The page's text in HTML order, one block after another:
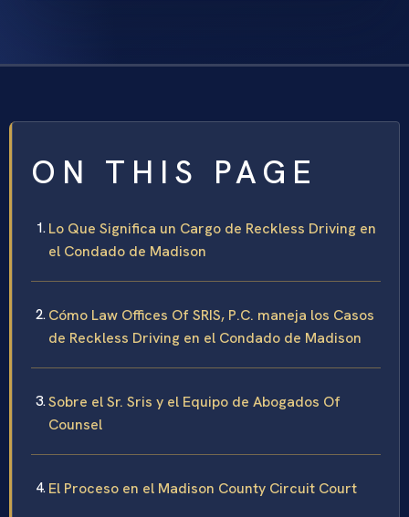
ON THIS PAGE
Lo Que Significa un Cargo de Reckless Driving en
el Condado de Madison
Cómo Law Offices Of SRIS, P.C. maneja los Casos
de Reckless Driving en el Condado de Madison
Sobre el Sr. Sris y el Equipo de Abogados Of
Counsel
El Proceso en el Madison County Circuit Court